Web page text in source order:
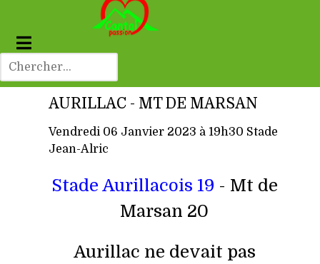
AURILLAC - MT DE MARSAN
Vendredi 06 Janvier 2023 à 19h30 Stade
Jean-Alric
Stade Aurillacois 19 - Mt de
Marsan 20
Aurillac ne devait pas